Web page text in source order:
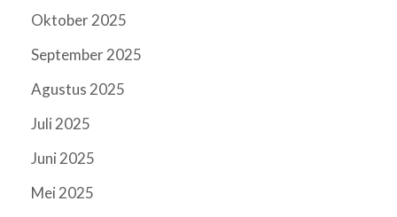
Oktober 2025
September 2025
Agustus 2025
Juli 2025
Juni 2025
Mei 2025